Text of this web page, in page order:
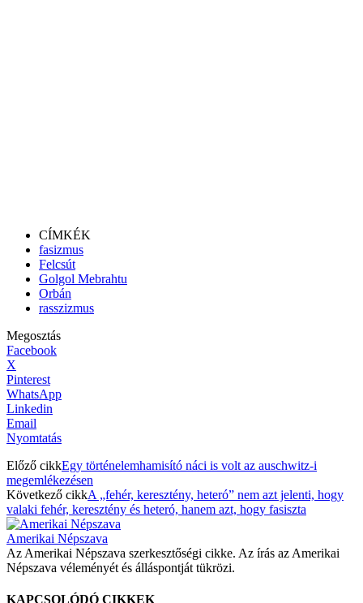
CÍMKÉK
fasizmus
Felcsút
Golgol Mebrahtu
Orbán
rasszizmus
Megosztás
Facebook
X
Pinterest
WhatsApp
Linkedin
Email
Nyomtatás
Előző cikkEgy történelemhamisító náci is volt az auschwitz-i
megemlékezésen
Következő cikkA „fehér, keresztény, heteró” nem azt jelenti, hogy
valaki fehér, keresztény és heteró, hanem azt, hogy fasiszta
Amerikai Népszava
Az Amerikai Népszava szerkesztőségi cikke. Az írás az Amerikai
Népszava véleményét és álláspontját tükrözi.
KAPCSOLÓDÓ CIKKEK